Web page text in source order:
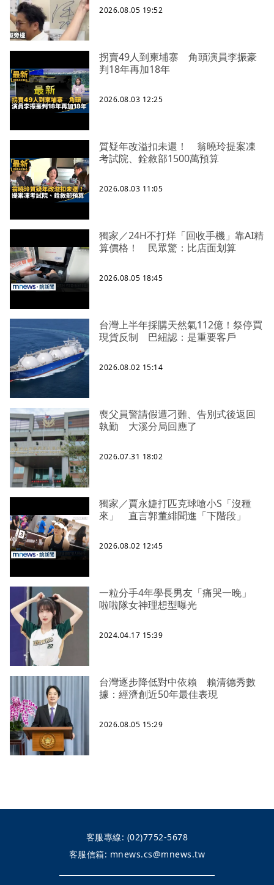
2026.08.05 19:52
拐賣49人到柬埔寨 角頭演員李振豪
判18年再加18年
2026.08.03 12:25
質疑年改溢扣未還！ 翁曉玲提案凍
考試院、銓敘部1500萬預算
2026.08.03 11:05
獨家／24H不打烊「回收手機」靠AI精
算價格！ 民眾驚：比店面划算
2026.08.05 18:45
台灣上半年採購天然氣112億！祭停買
現貨反制 巴紐認：是重要客戶
2026.08.02 15:14
喪父員警請假遭刁難、告別式後返回
執勤 大溪分局回應了
2026.07.31 18:02
獨家／賈永婕打匹克球嗆小S「沒種
來」 直言郭董緋聞進「下階段」
2026.08.02 12:45
一粒分手4年學長男友「痛哭一晚」
啦啦隊女神理想型曝光
2024.04.17 15:39
台灣逐步降低對中依賴 賴清德秀數
據：經濟創近50年最佳表現
2026.08.05 15:29
客服專線: (02)7752-5678
客服信箱: mnews.cs@mnews.tw